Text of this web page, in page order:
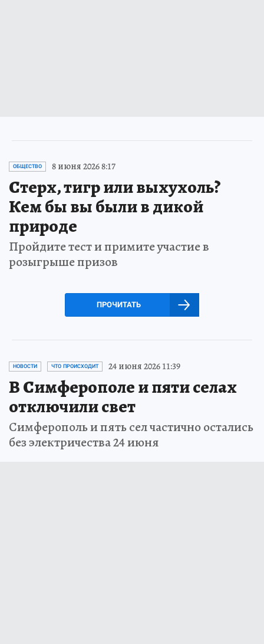
ОБЩЕСТВО 8 июня 2026 8:17
Стерх, тигр или выхухоль?
Кем бы вы были в дикой
природе
Пройдите тест и примите участие в
розыгрыше призов
ПРОЧИТАТЬ
НОВОСТИ ЧТО ПРОИСХОДИТ 24 июня 2026 11:39
В Симферополе и пяти селах
отключили свет
Симферополь и пять сел частично остались
без электричества 24 июня